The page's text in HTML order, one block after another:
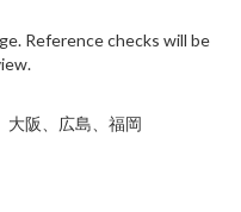
Reference checks will be
大阪、広島、福岡